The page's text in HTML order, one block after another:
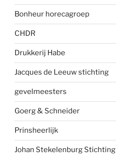
Bonheur horecagroep
CHDR
Drukkerij Habe
Jacques de Leeuw stichting
gevelmeesters
Goerg & Schneider
Prinsheerlijk
Johan Stekelenburg Stichting